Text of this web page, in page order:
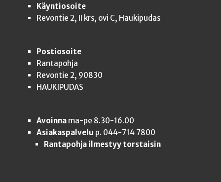
Käyntiosoite
Revontie 2, II krs, ovi C, Haukipudas
Postiosoite
Rantapohja
Revontie 2, 90830
HAUKIPUDAS
Avoinnama-pe 8.30-16.00
Asiakaspalvelu p. 044-714 7800
Rantapohja ilmestyy torstaisin